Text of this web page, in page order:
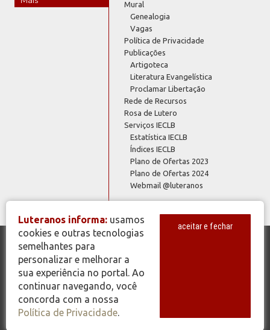
Mural
Genealogia
Vagas
Política de Privacidade
Publicações
Artigoteca
Literatura Evangelística
Proclamar Libertação
Rede de Recursos
Rosa de Lutero
Serviços IECLB
Estatística IECLB
Índices IECLB
Plano de Ofertas 2023
Plano de Ofertas 2024
Webmail @luteranos
© Copyright 2026 - Todos os Direitos Reservados - IECLB - Igreja
Evangélica de Confissão Luterana no Brasil - Portal Luteranos -
www.luteranos.com.br
Luteranos informa: usamos
cookies e outras tecnologias
semelhantes para
personalizar e melhorar a
sua experiência no portal. Ao
continuar navegando, você
concorda com a nossa
Política de Privacidade.
aceitar e fechar